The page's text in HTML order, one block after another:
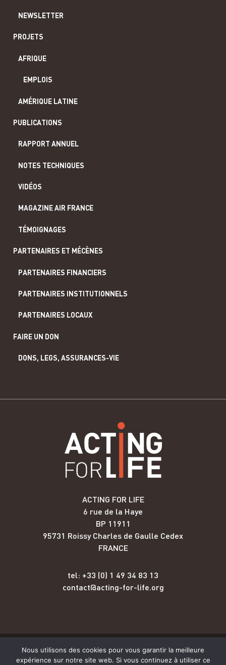
NEWSLETTER
PROJETS
AFRIQUE
EMPLOIS
AMÉRIQUE LATINE
PUBLICATIONS
RAPPORT ANNUEL
NOTES TECHNIQUES
VIDÉOS
MAGAZINE AIR FRANCE
TÉMOIGNAGES
PARTENAIRES ET MÉCÈNES
PARTENAIRES FINANCIERS
PARTENAIRES INSTITUTIONNELS
PARTENAIRES LOCAUX
FAIRE UN DON
DONS, LEGS, ASSURANCES-VIE
ACTING FOR LIFE
6 rue de la Haye
BP 11911
95731 Roissy Charles de Gaulle Cedex
FRANCE
tel: +33 (0) 1 49 34 83 13
contact@acting-for-life.org
Copyright © Acting for Life 2026
Nous utilisons des cookies pour vous garantir la meilleure
expérience sur notre site web. Si vous continuez à utiliser ce